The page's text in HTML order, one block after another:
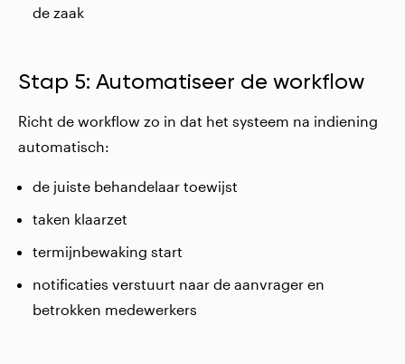
de zaak
Stap 5: Automatiseer de workflow
Richt de workflow zo in dat het systeem na indiening
automatisch:
de juiste behandelaar toewijst
taken klaarzet
termijnbewaking start
notificaties verstuurt naar de aanvrager en
betrokken medewerkers